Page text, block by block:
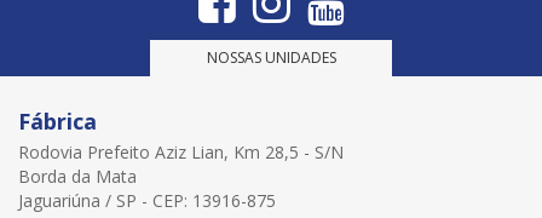
NOSSAS UNIDADES
Fábrica
Rodovia Prefeito Aziz Lian, Km 28,5 - S/N
Borda da Mata
Jaguariúna / SP - CEP: 13916-875